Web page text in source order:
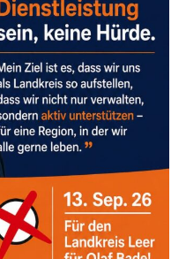
Mus­kel­test als prä­zi­
Kör­pers. Anstatt nach
schau­en wir ganz
jetzt gera­de wirk­lich?
oder einen
Wir suchen nach den
die Sie am frei­en Atmen